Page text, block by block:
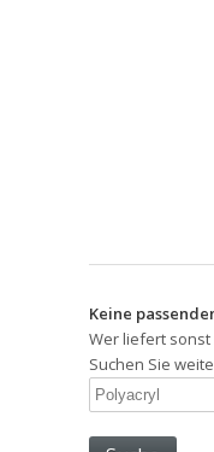
Keine
Wer liefert sonst
Suchen Sie